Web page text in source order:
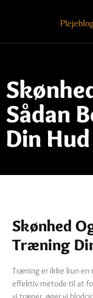
Sådan
Din
Skønhed
Træning
Træning er ikke kun en
effektiv metode til at